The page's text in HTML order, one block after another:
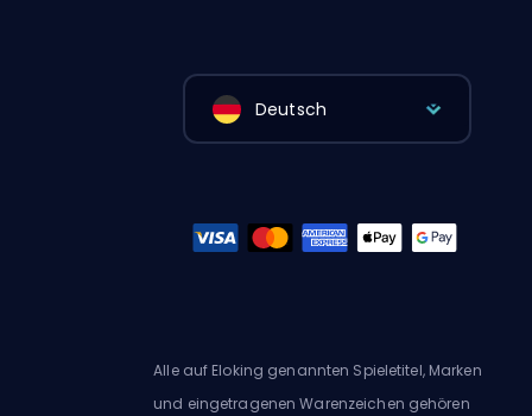
Deutsch
Alle auf Eloking genannten Spieletitel, Marken
und eingetragenen Warenzeichen gehören